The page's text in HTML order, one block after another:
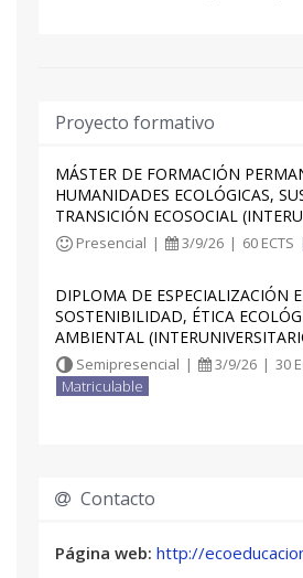
Proyecto formativo
MÁSTER DE FORMACIÓN
HUMANIDADES ECOLÓGICAS,
TRANSICIÓN ECOSOCIAL
Presencial | 3/9/26 | 60 ECTS
DIPLOMA DE ESPECIALIZACIÓN
SOSTENIBILIDAD, ÉTICA
AMBIENTAL
Semipresencial | 3/9/26 | 30
Matriculable
Contacto
Página web: http://